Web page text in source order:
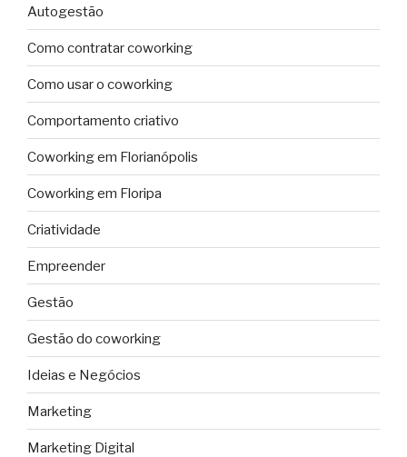
Autogestão
Como contratar coworking
Como usar o coworking
Comportamento criativo
Coworking em Florianópolis
Coworking em Floripa
Criatividade
Empreender
Gestão
Gestão do coworking
Ideias e Negócios
Marketing
Marketing Digital